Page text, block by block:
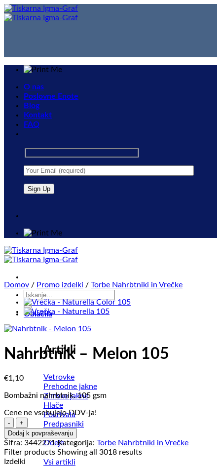
Skip
to
O nas
Poslovne Enote
Blog
Kontakt
FAQ
Išči:
Oblačila
Artikli
Vetrovke
Prehodne jakne
Zimske jakne
Hlače
Pokrivala
Predpasniki
Brisače
Odeje
Vsi artikli
Domov / Promo izdelki / Torbe Nahrbtniki in Vrečke
Nahrbtnik – Melon 105
€1,10
Bombažni nahrbtnik. 105 gsm
Cene ne vsebujejo DDV-ja!
Nahrbtnik
-
Melon
105
količina
Dodaj k povpraševanju
Šifra: 3442271 Kategorija: Torbe Nahrbtniki in Vrečke
Filter products Showing all 3018 results
Izdelki